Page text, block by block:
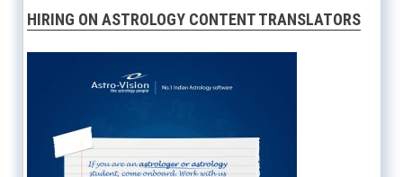
HIRING ON ASTROLOGY CONTENT TRANSLATORS